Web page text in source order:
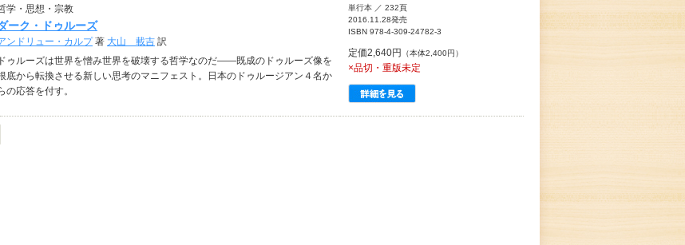
学・思想・宗教
ーク・ドゥルーズ
ンドリュー・カルプ著 大山 載吉 訳
ドゥルーズは世界を憎み世界を破壊する哲学なのだ――既成のドゥルーズ像を
底から転換させる新しい思考のマニフェスト。日本のドゥルージアン４名か
の応答を付す。
単行本 ／ 232頁
2016.11.28発売
ISBN 978-4-309-24782-3
定価2,640円 （本体2,400円）
×品切・重版未定